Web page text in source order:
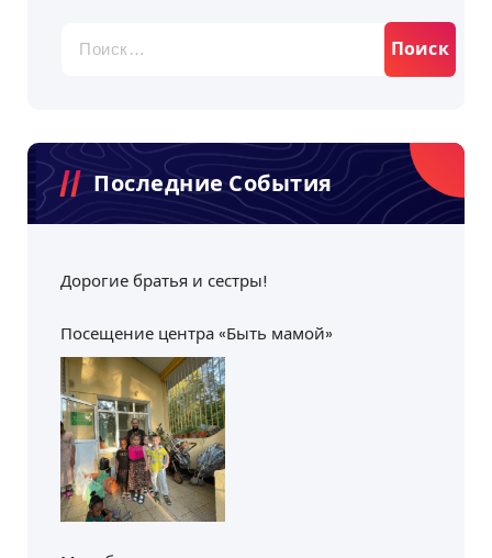
Последние События
Дорогие братья и сестры!
Посещение центра «Быть мамой»